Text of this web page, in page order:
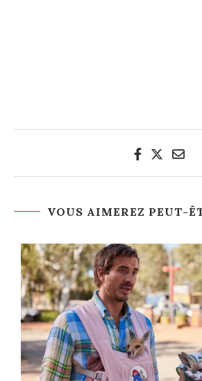
VOUS AIMEREZ PEUT-